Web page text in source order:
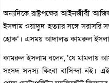
অন্যদিকে রাষ্ট্রপক্ষের আইনজীবী
ইসলাম ওয়াদুদ হত্যার সঙ্গে সরাসরি
হোক’। এসময় আদালত কামরুল
কামরুল ইসলাম বলেন, ‘যে মামলায়
সংসদ সদস্য কিংবা বাসিন্দা নই।